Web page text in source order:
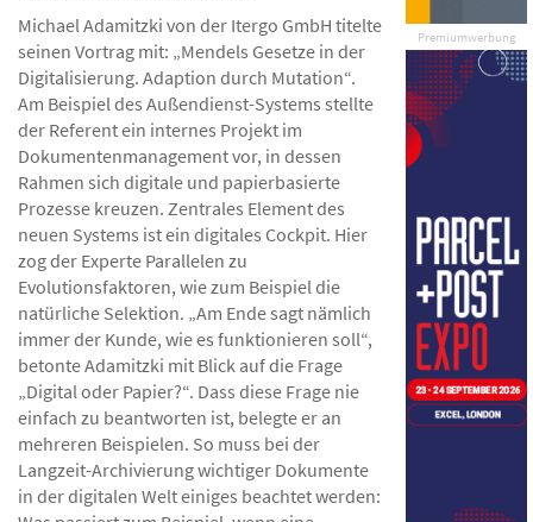
Premiumwerbung
Michael Adamitzki von der Itergo GmbH titelte
seinen Vortrag mit: „Mendels Gesetze in der
Digitalisierung. Adaption durch Mutation“.
Am Beispiel des Außendienst-Systems stellte
der Referent ein internes Projekt im
Dokumentenmanagement vor, in dessen
Rahmen sich digitale und papierbasierte
Prozesse kreuzen. Zentrales Element des
neuen Systems ist ein digitales Cockpit. Hier
zog der Experte Parallelen zu
Evolutionsfaktoren, wie zum Beispiel die
natürliche Selektion. „Am Ende sagt nämlich
immer der Kunde, wie es funktionieren soll“,
betonte Adamitzki mit Blick auf die Frage
„Digital oder Papier?“. Dass diese Frage nie
einfach zu beantworten ist, belegte er an
mehreren Beispielen. So muss bei der
Langzeit-Archivierung wichtiger Dokumente
in der digitalen Welt einiges beachtet werden: